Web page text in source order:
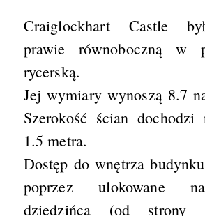
Craiglockhart Castle
prawie równoboczną w
rycerską.
Jej wymiary wynoszą 8.7
Szerokość ścian dochodzi
1.5 metra.
Dostęp do wnętrza
poprzez ulokowane
dziedzińca (od strony